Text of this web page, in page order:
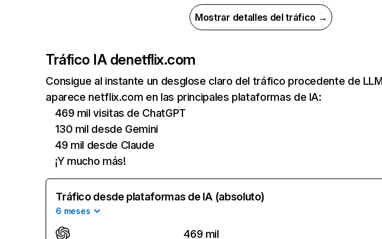
Mostrar detalles del tráfico →
Tráfico IA denetflix.com
Consigue al instante un desglose claro del tráfico procedente de
aparece netflix.com en las principales plataformas de IA:
469 mil visitas de ChatGPT
130 mil desde Gemini
49 mil desde Claude
¡Y mucho más!
Tráfico desde plataformas de IA (absoluto)
6 meses
469 mil